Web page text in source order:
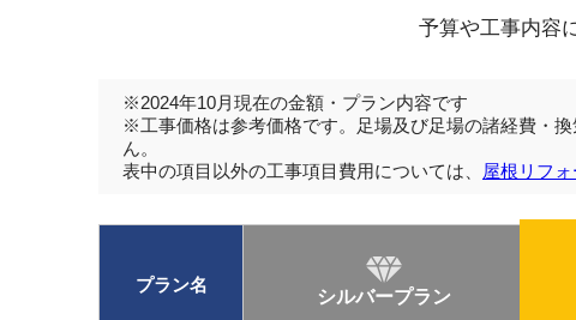
予算や工事内容
※2024年10月現在の金額・プラン内容です
※工事価格は参考価格です。足場及び足場の諸経費・
ん。
表中の項目以外の工事項目費用については、
屋根リフ
プラン名
シルバープラン